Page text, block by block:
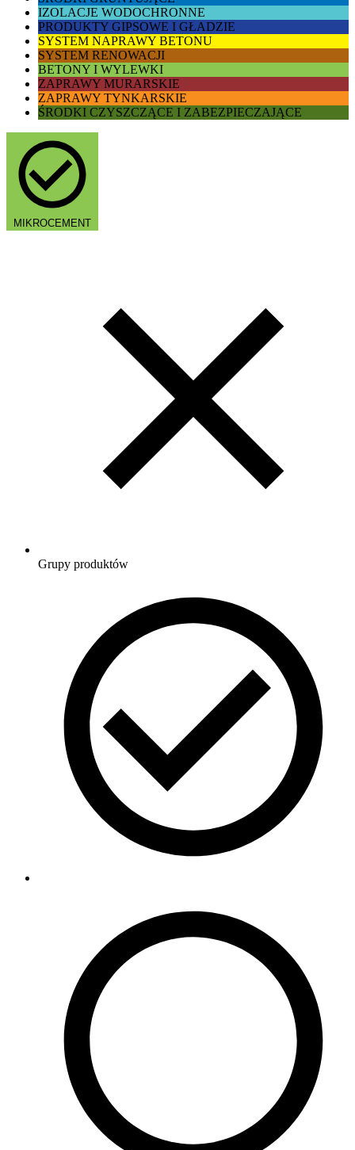
IZOLACJE WODOCHRONNE
PRODUKTY GIPSOWE I GŁADZIE
SYSTEM NAPRAWY BETONU
SYSTEM RENOWACJI
BETONY I WYLEWKI
ZAPRAWY MURARSKIE
ZAPRAWY TYNKARSKIE
ŚRODKI CZYSZCZĄCE I ZABEZPIECZAJĄCE
MIKROCEMENT
Grupy produktów